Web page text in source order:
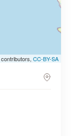
contributors, CC-BY-SA